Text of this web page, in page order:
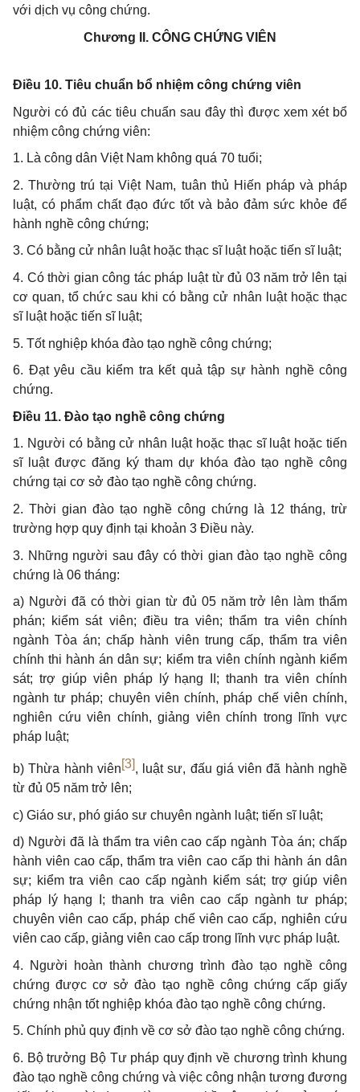
với dịch vụ công chứng.
Chương II. CÔNG CHỨNG VIÊN
Điều 10. Tiêu chuẩn bổ nhiệm công chứng viên
Người có đủ các tiêu chuẩn sau đây thì được xem xét bổ
nhiệm công chứng viên:
1. Là công dân Việt Nam không quá 70 tuổi;
2. Thường trú tại Việt Nam, tuân thủ Hiến pháp và pháp
luật, có phẩm chất đạo đức tốt và bảo đảm sức khỏe để
hành nghề công chứng;
3. Có bằng cử nhân luật hoặc thạc sĩ luật hoặc tiến sĩ luật;
4. Có thời gian công tác pháp luật từ đủ 03 năm trở lên tại
cơ quan, tổ chức sau khi có bằng cử nhân luật hoặc thạc
sĩ luật hoặc tiến sĩ luật;
5. Tốt nghiệp khóa đào tạo nghề công chứng;
6. Đạt yêu cầu kiểm tra kết quả tập sự hành nghề công
chứng.
Điều 11. Đào tạo nghề công chứng
1. Người có bằng cử nhân luật hoặc thạc sĩ luật hoặc tiến
sĩ luật được đăng ký tham dự khóa đào tạo nghề công
chứng tại cơ sở đào tạo nghề công chứng.
2. Thời gian đào tạo nghề công chứng là 12 tháng, trừ
trường hợp quy định tại khoản 3 Điều này.
3. Những người sau đây có thời gian đào tạo nghề công
chứng là 06 tháng:
a) Người đã có thời gian từ đủ 05 năm trở lên làm thẩm
phán; kiểm sát viên; điều tra viên; thẩm tra viên chính
ngành Tòa án; chấp hành viên trung cấp, thẩm tra viên
chính thi hành án dân sự; kiểm tra viên chính ngành kiểm
sát; trợ giúp viên pháp lý hạng II; thanh tra viên chính
ngành tư pháp; chuyên viên chính, pháp chế viên chính,
nghiên cứu viên chính, giảng viên chính trong lĩnh vực
pháp luật;
b) Thừa hành viên[3], luật sư, đấu giá viên đã hành nghề
từ đủ 05 năm trở lên;
c) Giáo sư, phó giáo sư chuyên ngành luật; tiến sĩ luật;
d) Người đã là thẩm tra viên cao cấp ngành Tòa án; chấp
hành viên cao cấp, thẩm tra viên cao cấp thi hành án dân
sự; kiểm tra viên cao cấp ngành kiểm sát; trợ giúp viên
pháp lý hạng I; thanh tra viên cao cấp ngành tư pháp;
chuyên viên cao cấp, pháp chế viên cao cấp, nghiên cứu
viên cao cấp, giảng viên cao cấp trong lĩnh vực pháp luật.
4. Người hoàn thành chương trình đào tạo nghề công
chứng được cơ sở đào tạo nghề công chứng cấp giấy
chứng nhận tốt nghiệp khóa đào tạo nghề công chứng.
5. Chính phủ quy định về cơ sở đào tạo nghề công chứng.
6. Bộ trưởng Bộ Tư pháp quy định về chương trình khung
đào tạo nghề công chứng và việc công nhận tương đương